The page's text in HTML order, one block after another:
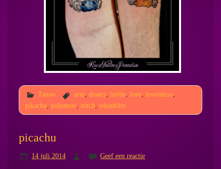
Tattoo arm disney, liefde, love, lovetattoo,
pikachu
pokemon stitch tekenfilm
picachu
14 juli 2014 Geef een reactie